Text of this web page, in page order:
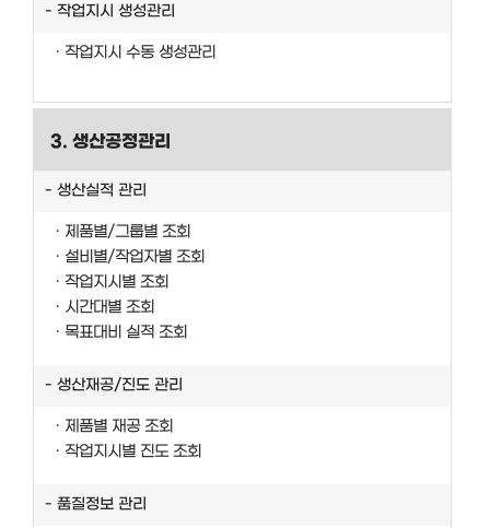
작업지시 생성관리
작업지시 수동 생성관리
3. 생산공정관리
생산실적 관리
제품별/그룹별 조회
설비별/작업자별 조회
작업지시별 조회
시간대별 조회
목표대비 실적 조회
생산재공/진도 관리
제품별 재공 조회
작업지시별 진도 조회
품질정보 관리